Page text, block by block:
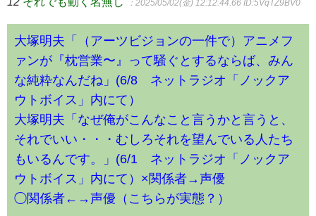
：2025/05/02(金) 12:12:44.66 ID:5VqTZ9BV0
大塚明夫「（アーツビジョンの一件で）アニメフ
ァンが『枕営業〜』って騒ぐとするならば、みん
な純粋なんだね」(6/8 ネットラジオ「ノックア
ウトボイス」内にて）
大塚明夫「なぜ俺がこんなこと言うかと言うと、
それでいい・・・むしろそれを望んでいる人たち
もいるんです。」(6/1 ネットラジオ「ノックア
ウトボイス」内にて）×関係者→声優
◯関係者←→声優（こちらが実態？）